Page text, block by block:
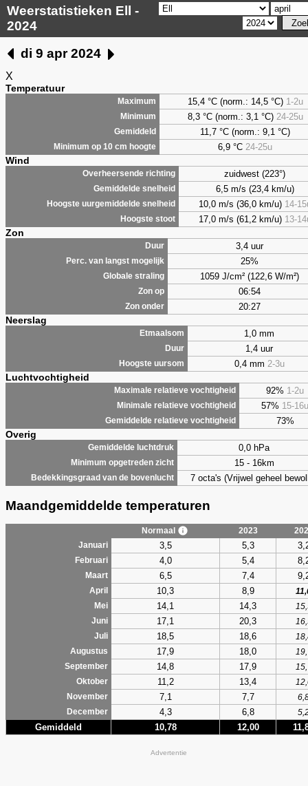
Weerstatistieken Ell -
2024
di 9 apr 2024
X
Temperatuur
Maximum 15,4 °C (norm.: 14,5 °C) 1-2u
Minimum 8,3°C (norm.: 3,1 °C) 24-25u
Gemiddeld 11,7 °C (norm.: 9,1 °C)
Minimum op 10 cm hoogte 6,9 °C 24-25u
Wind
Overheersende richting zuidwest (223°)
Gemiddelde snelheid 6,5 m/s (23,4 km/u)
Hoogste uurgemiddelde snelheid 10,0 m/s (36,0 km/u) 14-
Hoogste stoot 17,0 m/s (61,2 km/u) 13-
Zon
Duur 3,4 uur
Perc. van langst mogelijk 25%
Globale straling 1059 J/cm² (122,6 W/m²)
Zon op 06:54
Zon onder 20:27
Neerslag
Etmaalsom 1,0 mm
Duur 1,4 uur
Hoogste uursom 0,4 mm 2-3u
Luchtvochtigheid
Maximale relatieve vochtigheid 92% 1-2u
Minimale relatieve vochtigheid 57% 15-16u
Gemiddelde relatieve vochtigheid 73%
Overig
Gemiddelde luchtdruk 0,0 hPa
Minimum opgetreden zicht 15 - 16km
Bedekkingsgraad van de bovenlucht 7 octa's (Vrijwel geheel
Maandgemiddelde temperaturen
Normaal 2023
Januari
3,5 5,3
Februari 4,0 5,4
Maart 6,5 7,4
April 10,3 8,9
Mei
14,1 14,3
Juni
17,1 20,3
Juli
18,5 18,6
Augustus
17,9 18,0
September
14,8 17,9
Oktober
11,2 13,4
November
7,1 7,7
December
4,3 6,8
Gemiddeld 10,78 12,00
Advertentie